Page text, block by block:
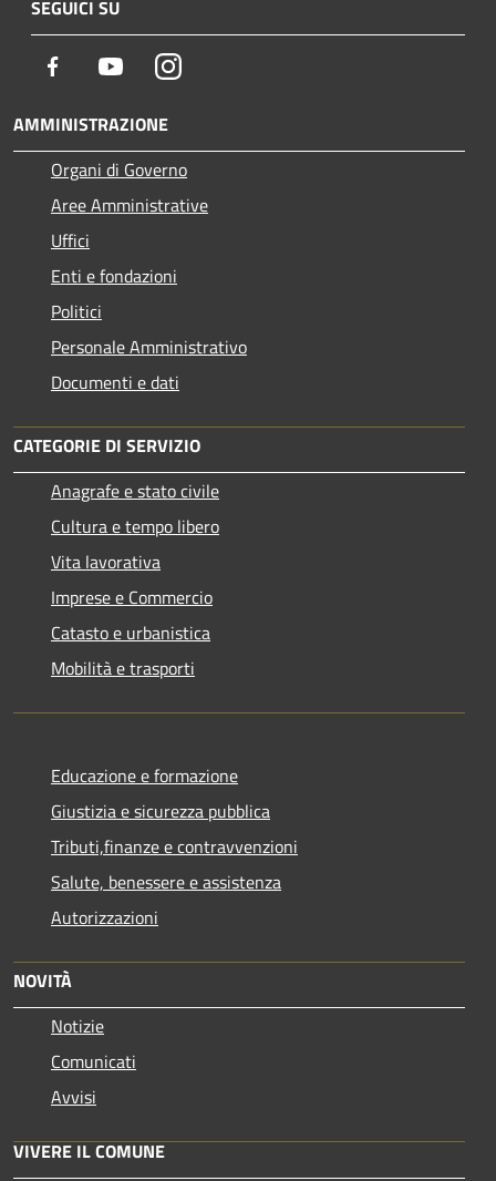
SEGUICI SU
Facebook YoutubeInstagram
AMMINISTRAZIONE
Organi di Governo
Aree Amministrative
Uffici
Enti e fondazioni
Politici
Personale Amministrativo
Documenti e dati
CATEGORIE DI SERVIZIO
Anagrafe e stato civile
Cultura e tempo libero
Vita lavorativa
Imprese e Commercio
Catasto e urbanistica
Mobilità e trasporti
Educazione e formazione
Giustizia e sicurezza pubblica
Tributi,finanze e contravvenzioni
Salute, benessere e assistenza
Autorizzazioni
NOVITÀ
Notizie
Comunicati
Avvisi
VIVERE IL COMUNE